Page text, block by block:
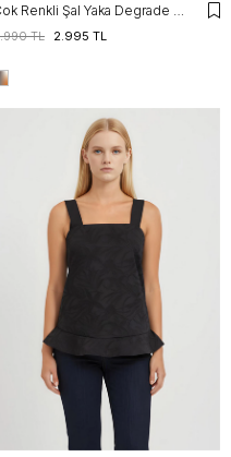
Çok Renkli Şal Yaka Degrade Bluz
2.995 TL
TL